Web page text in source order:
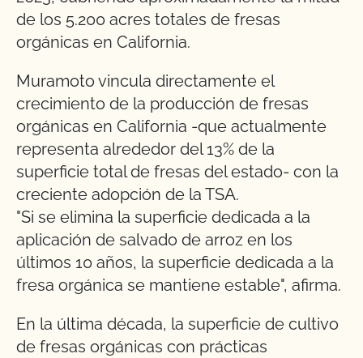
de los 5.200 acres totales de fresas
orgánicas en California.
Muramoto vincula directamente el
crecimiento de la producción de fresas
orgánicas en California -que actualmente
representa alrededor del 13% de la
superficie total de fresas del estado- con la
creciente adopción de la TSA.
"Si se elimina la superficie dedicada a la
aplicación de salvado de arroz en los
últimos 10 años, la superficie dedicada a la
fresa orgánica se mantiene estable", afirma.
En la última década, la superficie de cultivo
de fresas orgánicas con prácticas